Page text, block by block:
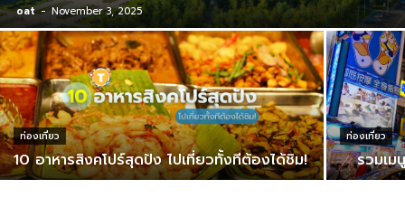
oat - November 3, 2025
ท่องเที่ยว
10 อาหารสิงคโปร์สุดปัง ไปเที่ยวทั้งทีต้องได้ชิม!
ท่องเที่ยว
รวมเม